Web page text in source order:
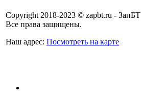
Copyright 2018-2023 © zapbt.ru - ЗапБТ
Все права защищены.
Наш адрес: Посмотреть на карте